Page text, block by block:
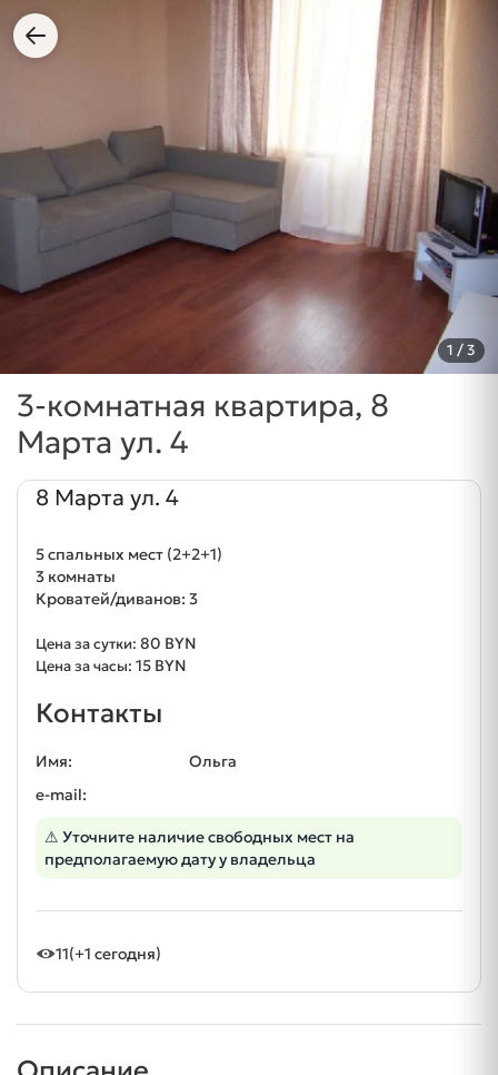
1 / 3
3-комнатная квартира, 8
Марта ул. 4
8 Марта ул. 4
5 спальных мест (2+2+1)
3 комнаты
Кроватей/диванов: 3
Цена за сутки: 80 BYN
Цена за часы: 15 BYN
Контакты
Имя:
Ольга
e-mail:
⚠ Уточните наличие свободных мест на
предполагаемую дату у владельца
11(+1 сегодня)